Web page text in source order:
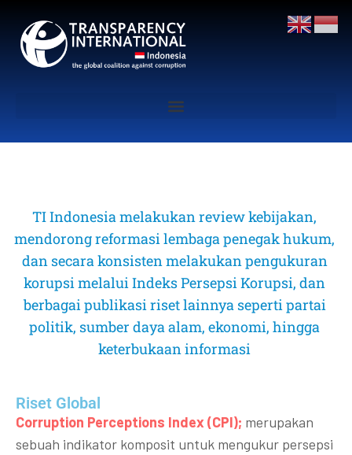
TI Indonesia melakukan review kebijakan,
mendorong reformasi lembaga penegak hukum,
dan secara konsisten melakukan pengukuran
korupsi melalui Indeks Persepsi Korupsi, dan
berbagai publikasi riset lainnya seperti partai
politik, sumber daya alam, ekonomi, hingga
keterbukaan informasi
Riset Global​
Corruption Perceptions Index (CPI); merupakan
sebuah indikator komposit untuk mengukur persepsi